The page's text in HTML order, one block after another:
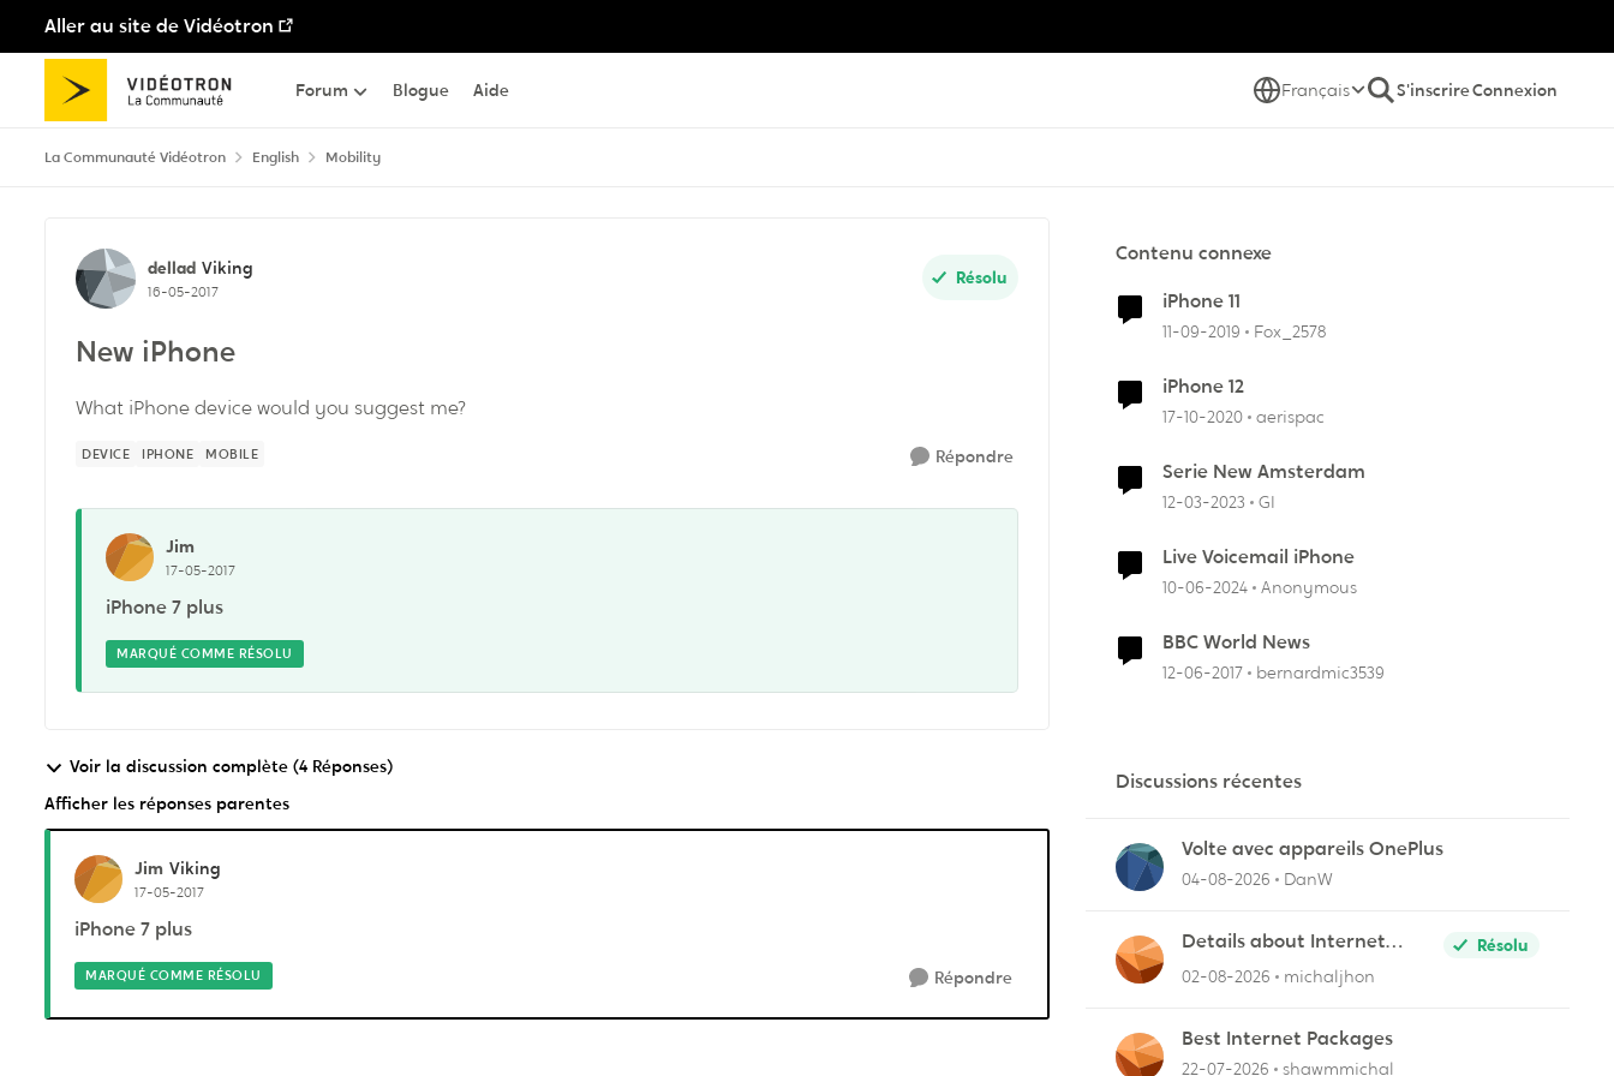
Aller au site de Vidéotron
Passer au contenu
Forum Blogue Aide Français S'inscrireConnexion
La Communauté Vidéotron English Mobility
Discussion de forum
dellad Viking
16-05-2017
Résolu
New iPhone
What iPhone device would you suggest me?
DEVICE IPHONE MOBILE Répondre
Jim
17-05-2017
iPhone 7 plus
MARQUÉ COMME RÉSOLU
Voir la discussion complète (4 Réponses)
Afficher les réponses parentes
Jim Viking
17-05-2017
iPhone 7 plus
MARQUÉ COMME RÉSOLU Répondre
Contenu connexe
iPhone 11
11-09-2019 Fox_2578
iPhone 12
17-10-2020 aerispac
Serie New Amsterdam
12-03-2023 GI
Live Voicemail iPhone
10-06-2024 Anonymous
BBC World News
12-06-2017 bernardmic3539
Discussions récentes
Volte avec appareils OnePlus
04-08-2026 DanW
Details about Internet
Packages
Résolu
02-08-2026
michaljhon
Best Internet Packages
22-07-2026 shawmmichal